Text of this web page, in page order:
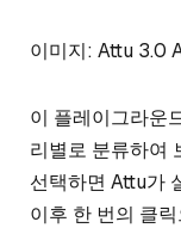
이미지: Attu 3.0
이 플레이그라운
리별로 분류하여
선택하면 Attu가
이후 한 번의 클